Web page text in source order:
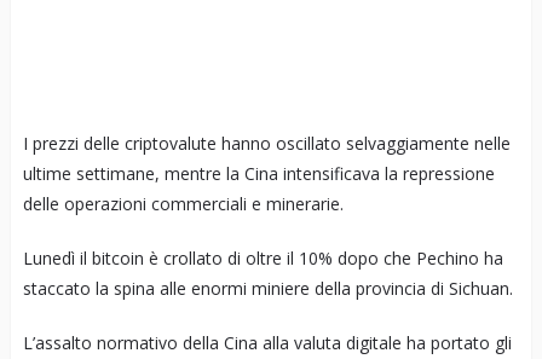
I prezzi delle criptovalute hanno oscillato selvaggiamente nelle
ultime settimane, mentre la Cina intensificava la repressione
delle operazioni commerciali e minerarie.
Lunedì il bitcoin è crollato di oltre il 10% dopo che Pechino ha
staccato la spina alle enormi miniere della provincia di Sichuan.
L’assalto normativo della Cina alla valuta digitale ha portato gli